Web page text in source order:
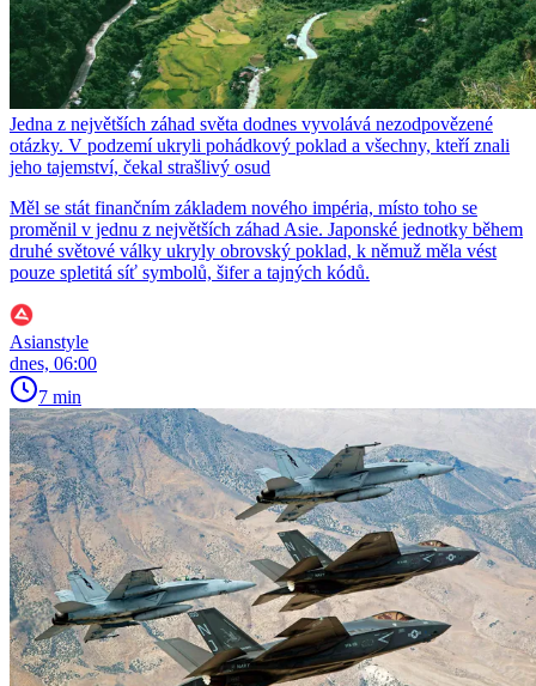
Jedna z největších záhad světa dodnes vyvolává nezodpovězené
otázky. V podzemí ukryli pohádkový poklad a všechny, kteří znali
jeho tajemství, čekal strašlivý osud
Měl se stát finančním základem nového impéria, místo toho se
proměnil v jednu z největších záhad Asie. Japonské jednotky během
druhé světové války ukryly obrovský poklad, k němuž měla vést
pouze spletitá síť symbolů, šifer a tajných kódů.
Asianstyle
dnes, 06:00
7 min